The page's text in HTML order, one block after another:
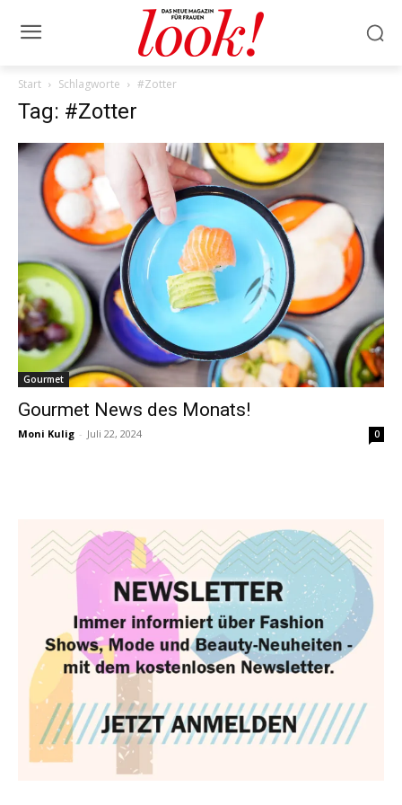
Start Schlagworte #Zotter
Tag: #Zotter
Gourmet
Gourmet News des Monats!
Moni Kulig - Juli 22, 2024 0